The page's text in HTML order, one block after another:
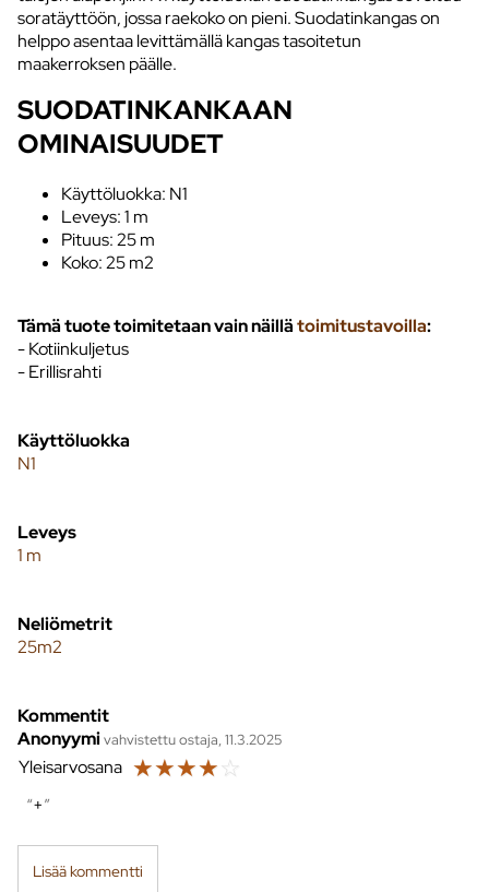
soratäyttöön, jossa raekoko on pieni. Suodatinkangas on
helppo asentaa levittämällä kangas tasoitetun
maakerroksen päälle.
SUODATINKANKAAN
OMINAISUUDET
Käyttöluokka: N1
Leveys: 1 m
Pituus: 25 m
Koko: 25 m2
Tämä tuote toimitetaan vain näillätoimitustavoilla:
- Kotiinkuljetus
- Erillisrahti
Käyttöluokka
N1
Leveys
1 m
Neliömetrit
25m2
Kommentit
Anonyymivahvistettu ostaja, 11.3.2025
Yleisarvosana ☆☆☆☆☆
+
Lisää kommentti